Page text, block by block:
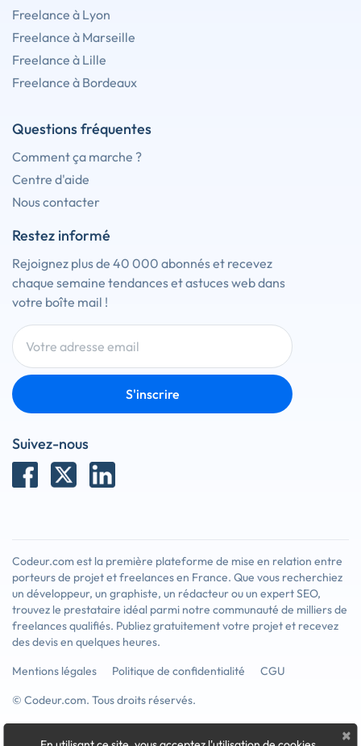
Freelance à Lyon
Freelance à Marseille
Freelance à Lille
Freelance à Bordeaux
Questions fréquentes
Comment ça marche ?
Centre d'aide
Nous contacter
Restez informé
Rejoignez plus de 40 000 abonnés et recevez
chaque semaine tendances et astuces web dans
votre boîte mail !
S'inscrire
Suivez-nous
Codeur.com est la première plateforme de mise en relation entre
porteurs de projet et freelances en France. Que vous recherchiez
un développeur, un graphiste, un rédacteur ou un expert SEO,
trouvez le prestataire idéal parmi notre communauté de milliers de
freelances qualifiés. Publiez gratuitement votre projet et recevez
des devis en quelques heures.
Mentions légales
Politique de confidentialité
CGU
© Codeur.com. Tous droits réservés.
×